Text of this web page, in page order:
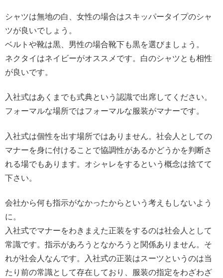
シャツは無地の白、女性の場合はスキッパータイプのシャ
ツが良いでしょう。
ベルトや靴は黒、男性の場合靴下も黒を選びましょう。
ネクタイはネイビーがオススメです。白のシャツとも相性
が良いです。
入社式はあくまでも式典という認識で出席してください。
フォーマルな場所ではフォーマルな服装がマナーです。
入社式は個性を出す場所ではありません。社会人としての
マナーを身に付けることで協調性があるかどうかを判断さ
れる場でもあります。オシャレをするという概念は捨てて
下さい。
会社から何も指示がなかったからという考えもしないよう
に。
入社式でマナーをわきまえた正装をするのは社会人として
常識です。指示があろうとなかろうと関係ありません。そ
れが社会人なんです。入社式の正装はスーツというのは当
たり前の常識として存在しており、服装の指定をわざわざ